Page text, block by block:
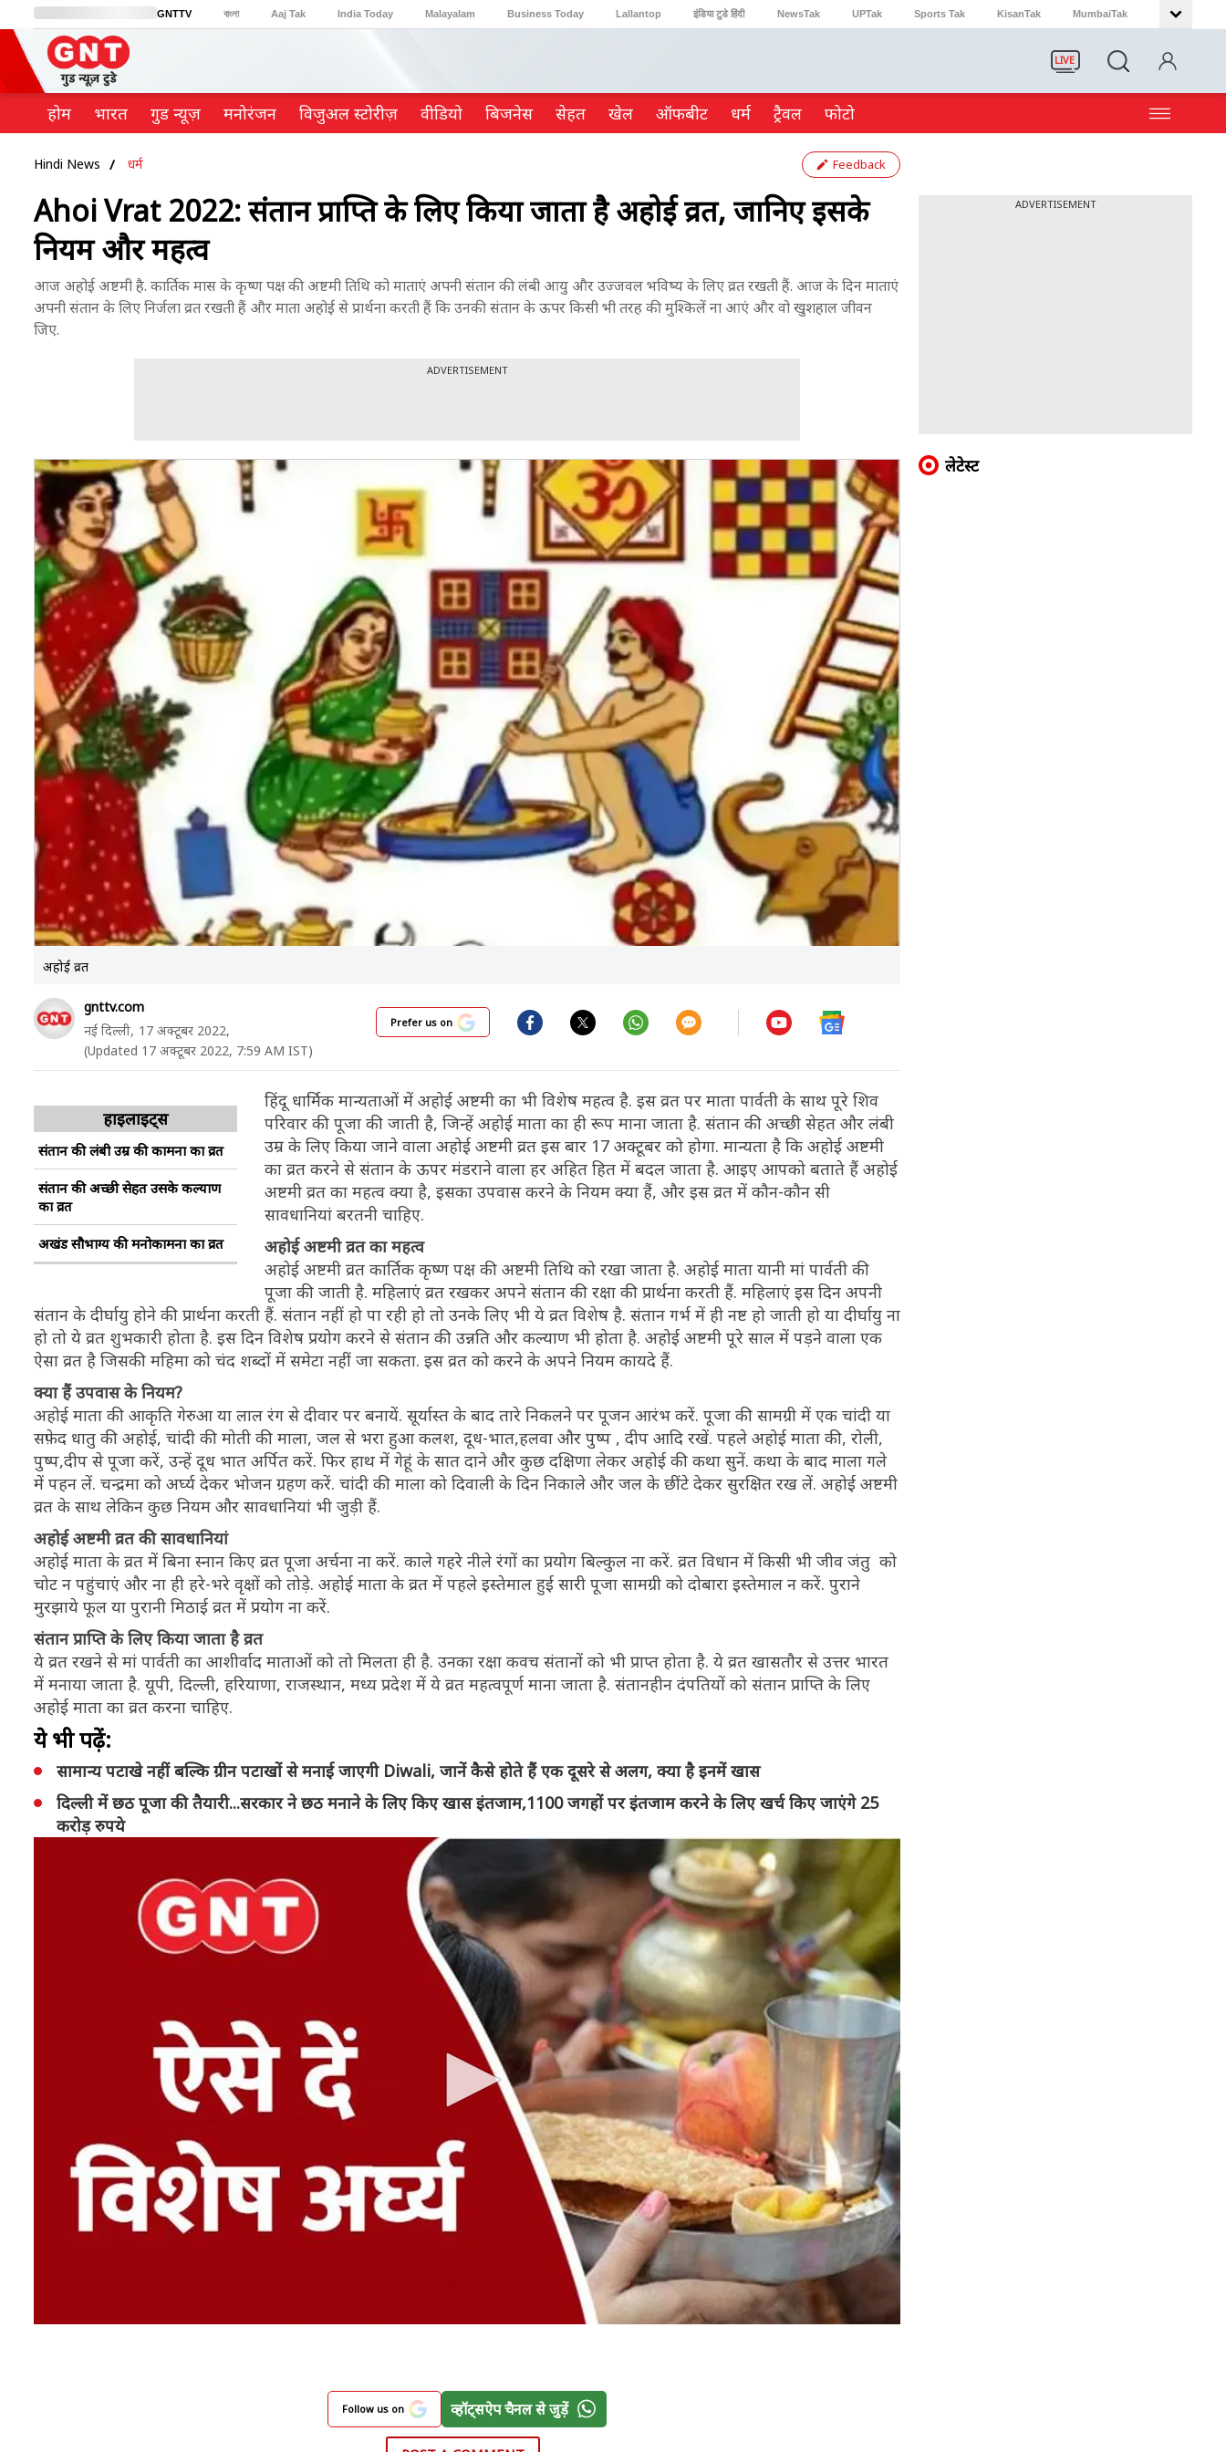
GNTTV বাংলা Aaj Tak India Today Malayalam Business Today Lallantop इंडिया टुडे हिंदी NewsTak UPTak Sports Tak KisanTak MumbaiTak
BT Bazaar Cosmopolitan
LIVE
होम भारत गुड न्यूज़ मनोरंजन विजुअल स्टोरीज़ वीडियो ब‍िजनेस सेहत खेल ऑफबीट धर्म ट्रैवल फोटो
Hindi News धर्म Feedback
Ahoi Vrat 2022: संतान प्राप्ति के लिए किया जाता है अहोई व्रत, जानिए इसके
नियम और महत्व
आज अहोई अष्टमी है. कार्तिक मास के कृष्ण पक्ष की अष्टमी तिथि को माताएं अपनी संतान की लंबी आयु और उज्जवल भविष्य के लिए व्रत रखती हैं. आज के दिन माताएं
अपनी संतान के लिए निर्जला व्रत रखती हैं और माता अहोई से प्रार्थना करती हैं कि उनकी संतान के ऊपर किसी भी तरह की मुश्किलें ना आएं और वो खुशहाल जीवन
जिए.
ADVERTISEMENT
अहोई व्रत
gnttv.com
नई दिल्ली, 17 अक्टूबर 2022,
(Updated 17 अक्टूबर 2022, 7:59 AM IST)
Prefer us on
हाइलाइट्स
संतान की लंबी उम्र की कामना का व्रत
संतान की अच्छी सेहत उसके कल्याण
का व्रत
अखंड सौभाग्य की मनोकामना का व्रत
हिंदू धार्मिक मान्यताओं में अहोई अष्टमी का भी विशेष महत्व है. इस व्रत पर माता पार्वती के साथ पूरे शिव
परिवार की पूजा की जाती है, जिन्हें अहोई माता का ही रूप माना जाता है. संतान की अच्छी सेहत और लंबी
उम्र के लिए किया जाने वाला अहोई अष्टमी व्रत इस बार 17 अक्टूबर को होगा. मान्यता है कि अहोई अष्टमी
का व्रत करने से संतान के ऊपर मंडराने वाला हर अहित हित में बदल जाता है. आइए आपको बताते हैं अहोई
अष्टमी व्रत का महत्व क्या है, इसका उपवास करने के नियम क्या हैं, और इस व्रत में कौन-कौन सी
सावधानियां बरतनी चाहिए.
अहोई अष्टमी व्रत का महत्व
अहोई अष्टमी व्रत कार्तिक कृष्ण पक्ष की अष्टमी तिथि को रखा जाता है. अहोई माता यानी मां पार्वती की
पूजा की जाती है. महिलाएं व्रत रखकर अपने संतान की रक्षा की प्रार्थना करती हैं. महिलाएं इस दिन अपनी
संतान के दीर्घायु होने की प्रार्थना करती हैं. संतान नहीं हो पा रही हो तो उनके लिए भी ये व्रत विशेष है. संतान गर्भ में ही नष्ट हो जाती हो या दीर्घायु ना
हो तो ये व्रत शुभकारी होता है. इस दिन विशेष प्रयोग करने से संतान की उन्नति और कल्याण भी होता है. अहोई अष्टमी पूरे साल में पड़ने वाला एक
ऐसा व्रत है जिसकी महिमा को चंद शब्दों में समेटा नहीं जा सकता. इस व्रत को करने के अपने नियम कायदे हैं.
क्या हैं उपवास के नियम?
अहोई माता की आकृति गेरुआ या लाल रंग से दीवार पर बनायें. सूर्यास्त के बाद तारे निकलने पर पूजन आरंभ करें. पूजा की सामग्री में एक चांदी या
सफ़ेद धातु की अहोई, चांदी की मोती की माला, जल से भरा हुआ कलश, दूध-भात,हलवा और पुष्प , दीप आदि रखें. पहले अहोई माता की, रोली,
पुष्प,दीप से पूजा करें, उन्हें दूध भात अर्पित करें. फिर हाथ में गेहूं के सात दाने और कुछ दक्षिणा लेकर अहोई की कथा सुनें. कथा के बाद माला गले
में पहन लें. चन्द्रमा को अर्घ्य देकर भोजन ग्रहण करें. चांदी की माला को दिवाली के दिन निकाले और जल के छींटे देकर सुरक्षित रख लें. अहोई अष्टमी
व्रत के साथ लेकिन कुछ नियम और सावधानियां भी जुड़ी हैं.
अहोई अष्टमी व्रत की सावधानियां
अहोई माता के व्रत में बिना स्नान किए व्रत पूजा अर्चना ना करें. काले गहरे नीले रंगों का प्रयोग बिल्कुल ना करें. व्रत विधान में किसी भी जीव जंतु को
चोट न पहुंचाएं और ना ही हरे-भरे वृक्षों को तोड़े. अहोई माता के व्रत में पहले इस्तेमाल हुई सारी पूजा सामग्री को दोबारा इस्तेमाल न करें. पुराने
मुरझाये फूल या पुरानी मिठाई व्रत में प्रयोग ना करें.
संतान प्राप्ति के लिए किया जाता है व्रत
ये व्रत रखने से मां पार्वती का आशीर्वाद माताओं को तो मिलता ही है. उनका रक्षा कवच संतानों को भी प्राप्त होता है. ये व्रत खासतौर से उत्तर भारत
में मनाया जाता है. यूपी, दिल्ली, हरियाणा, राजस्थान, मध्य प्रदेश में ये व्रत महत्वपूर्ण माना जाता है. संतानहीन दंपतियों को संतान प्राप्ति के लिए
अहोई माता का व्रत करना चाहिए.
ये भी पढ़ें:
सामान्य पटाखे नहीं बल्कि ग्रीन पटाखों से मनाई जाएगी Diwali, जानें कैसे होते हैं एक दूसरे से अलग, क्या है इनमें खास
दिल्ली में छठ पूजा की तैयारी...सरकार ने छठ मनाने के लिए किए खास इंतजाम,1100 जगहों पर इंतजाम करने के लिए खर्च किए जाएंगे 25
करोड़ रुपये
Follow us on व्हॉट्सऐप चैनल से जुड़ें
ADVERTISEMENT
लेटेस्ट